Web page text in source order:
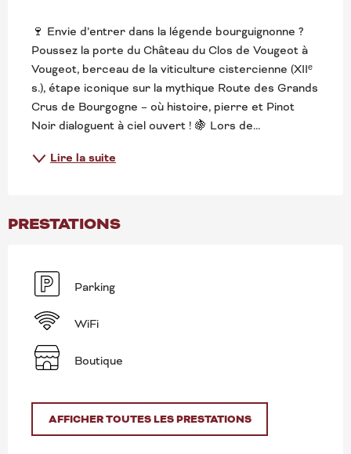
DESCRIPTION
🍷 Envie d’entrer dans la légende bourguignonne ?
Poussez la porte du Château du Clos de Vougeot à
Vougeot, berceau de la viticulture cistercienne (XIIᵉ
s.), étape iconique sur la mythique Route des Grands
Crus de Bourgogne – où histoire, pierre et Pinot
Noir dialoguent à ciel ouvert ! 🍇 Lors de...
Lire la suite
PRESTATIONS
Parking
WiFi
Boutique
AFFICHER TOUTES LES PRESTATIONS